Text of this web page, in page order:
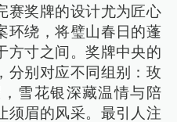
赛奖牌的设计尤为匠心
环绕，将璧山春日的蓬
方寸之间。奖牌中央的
分别对应不同组别：玫
雪花银深藏温情与陪
须眉的风采。最引人注